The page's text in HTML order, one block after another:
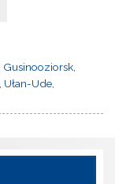
Gusinooziorsk
Ułan-Ude